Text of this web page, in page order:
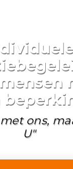
ons,
U"